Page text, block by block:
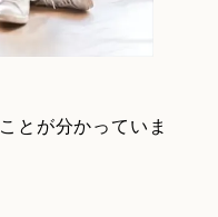
ことが分かっていま